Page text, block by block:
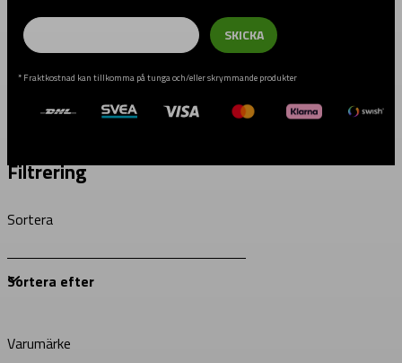
Email
SKICKA
* Fraktkostnad kan tillkomma på tunga och/eller skrymmande produkter
Filtrering
Sortera
Varumärke